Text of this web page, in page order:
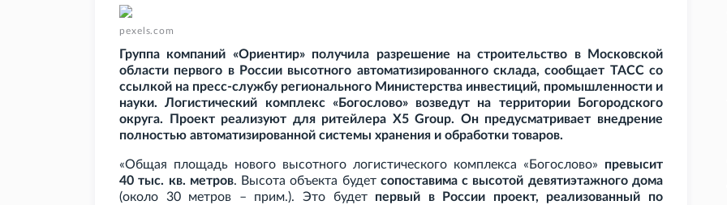
pexels.com
Группа компаний «Ориентир» получила разрешение на строительство в Московской
области первого в России высотного автоматизированного склада, сообщает ТАСС со
ссылкой на пресс-службу регионального Министерства инвестиций, промышленности и
науки. Логистический комплекс «Богослово» возведут на территории Богородского
округа. Проект реализуют для ритейлера X5 Group. Он предусматривает внедрение
полностью автоматизированной системы хранения и обработки товаров.
«Общая площадь нового высотного логистического комплекса «Богослово» превысит
40 тыс. кв. метров. Высота объекта будет сопоставима с высотой девятиэтажного дома
(около 30
метров – прим.). Это будет первый в России проект, реализованный по